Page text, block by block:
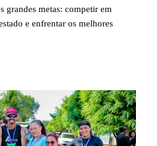
grandes metas: competir em
e enfrentar os melhores